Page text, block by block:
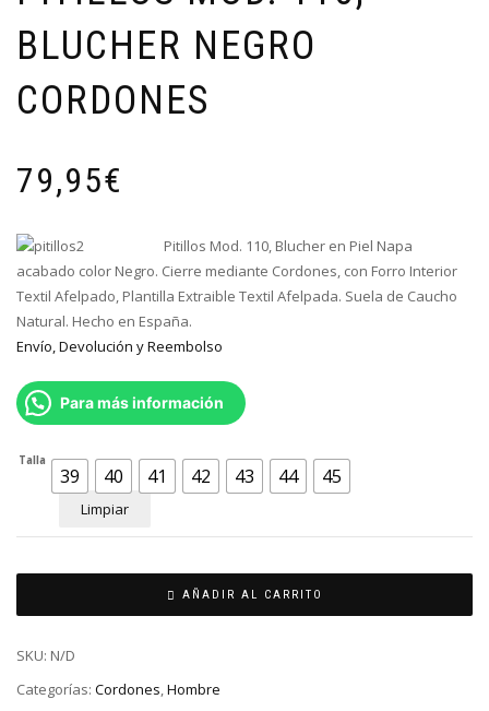
BLUCHER NEGRO
CORDONES
79,95€
Pitillos Mod. 110, Blucher en Piel Napa
acabado color Negro. Cierre mediante Cordones, con Forro Interior
Textil Afelpado, Plantilla Extraible Textil Afelpada. Suela de Caucho
Natural. Hecho en España.
Envío, Devolución y Reembolso
Para más información
Talla
39 40 41 42 43 44 45
Limpiar
AÑADIR AL CARRITO
SKU: N/D
Categorías: Cordones,Hombre